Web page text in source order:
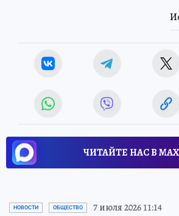
ЧИТАЙТЕ НАС В
НОВОСТИ ОБЩЕСТВО 7 июля 2026 11:14